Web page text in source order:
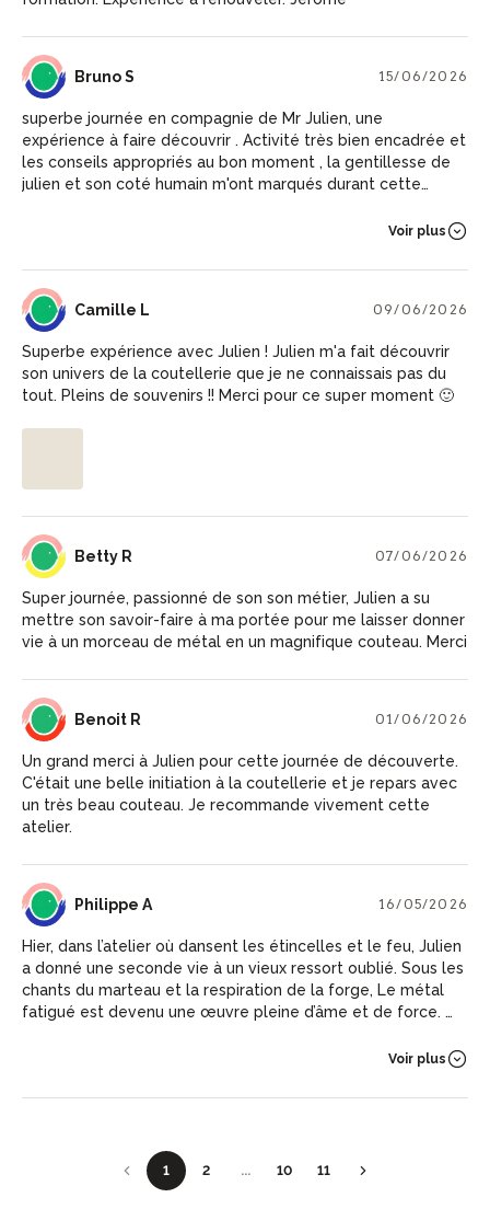
BS Bruno S 15/06/2026
superbe journée en compagnie de Mr Julien, une
expérience à faire découvrir . Activité très bien encadrée et
les conseils appropriés au bon moment , la gentillesse de
julien et son coté humain m'ont marqués durant cette
Voir plus
CL Camille L 09/06/2026
Superbe expérience avec Julien ! Julien m'a fait découvrir
son univers de la coutellerie que je ne connaissais pas du
tout. Pleins de souvenirs !! Merci pour ce super moment 🙂
BR Betty R 07/06/2026
Super journée, passionné de son son métier, Julien a su
mettre son savoir-faire à ma portée pour me laisser donner
vie à un morceau de métal en un magnifique couteau. Merci
BR Benoit R 01/06/2026
Un grand merci à Julien pour cette journée de découverte.
C'était une belle initiation à la coutellerie et je repars avec
un très beau couteau. Je recommande vivement cette
atelier.
PA Philippe A 16/05/2026
Hier, dans l’atelier où dansent les étincelles et le feu, Julien
a donné une seconde vie à un vieux ressort oublié. Sous les
chants du marteau et la respiration de la forge, Le métal
fatigué est devenu une œuvre pleine d’âme et de force. La
révélait peu à peu la lumière de la création. Et dans l’éclat
geste racontait la passion d’un artisan et la beauté du
bien plus qu’un objet : un souvenir forgé à jamais.
Voir plus
1 2 ... 10 11